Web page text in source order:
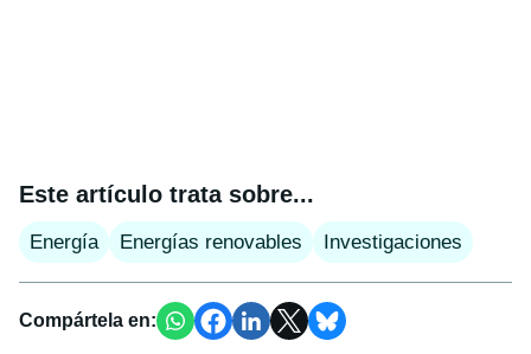
Este artículo trata sobre...
Energía Energías renovables Investigaciones
Compártela en: